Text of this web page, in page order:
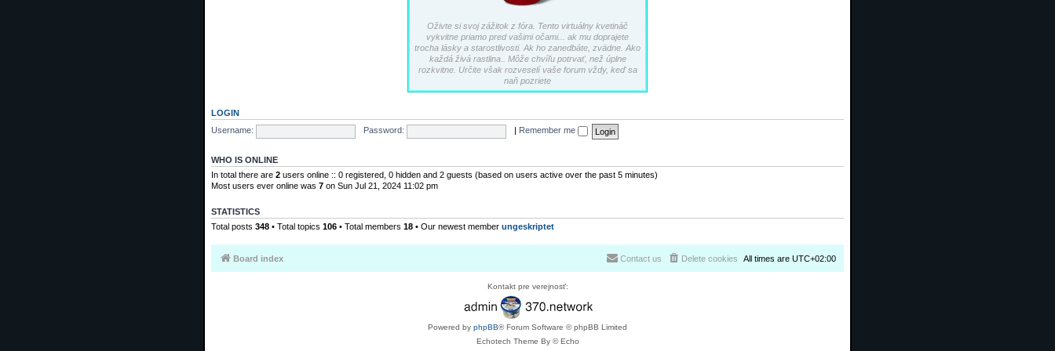
Oživte si svoj zážitok z fóra. Tento virtuálny kvetináč
vykvitne priamo pred vašimi očami... ak mu doprajete
trocha lásky a starostlivosti. Ak ho zanedbáte, zvädne. Ako
každá živá rastlina.. Môže chvíľu potrvať, než úplne
rozkvitne. Určite však rozveselí vaše forum vždy, keď sa
naň pozriete
LOGIN
Username:
Password: Remember me
WHO IS ONLINE
In total there are 2 users online :: 0 registered, 0 hidden and 2 guests (based on users active over the past 5 minutes)
Most users ever online was 7 on Sun Jul 21, 2024 11:02 pm
STATISTICS
Total posts 348 • Total topics 106 • Total members 18 • Our newest member ungeskriptet
Board index All times are UTC+02:00
Delete cookies
Contact us
Kontakt pre verejnosť:
Powered by phpBB® Forum Software © phpBB Limited
Echotech Theme By © Echo